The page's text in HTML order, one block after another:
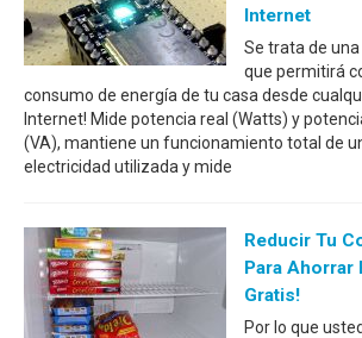
Internet
Se trata de
que permitirá
consumo de energía de tu casa desde
Internet! Mide potencia real (Watts) y
(VA), mantiene un funcionamiento total de
electricidad utilizada y mide
Reducir Tu
Para Ahorrar
Gratis!
Por lo que